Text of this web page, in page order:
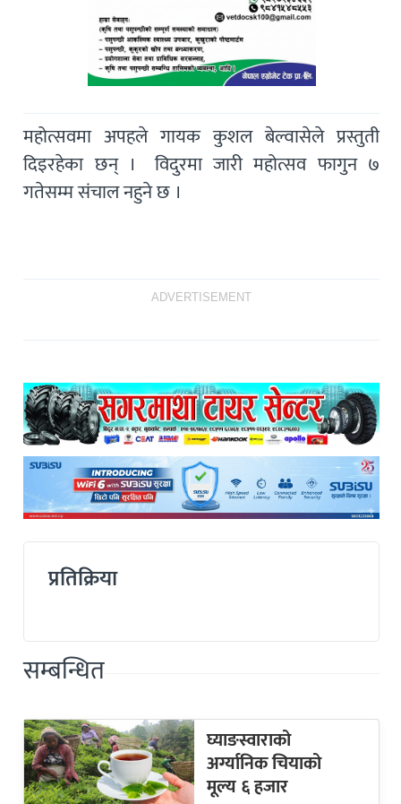
महोत्सवमा अपहले गायक कुशल बेल्वासेले प्रस्तुती
दिइरहेका छन् । विदुरमा जारी महोत्सव फागुन ७
गतेसम्म संचाल नहुने छ ।
ADVERTISEMENT
प्रतिक्रिया
सम्बन्धित
घ्याङस्वाराको
अर्ग्यानिक चियाको
मूल्य ६ हजार